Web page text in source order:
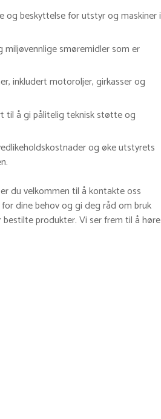
og beskyttelse for utstyr og maskiner i
smøremidler som er
inkludert motoroljer, girkasser og
til å gi pålitelig teknisk støtte og
og øke utstyrets
du velkommen til å kontakte oss
dine behov og gi deg råd om bruk
produkter. Vi ser frem til å høre